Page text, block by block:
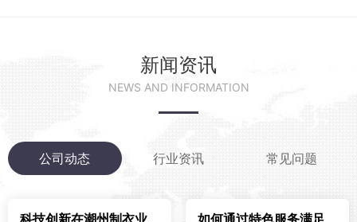
新闻资讯
NEWS AND INFORMATION
公司动态 行业资讯 常见问题
科技创新在潮州制衣业
如何通过特色服务满足